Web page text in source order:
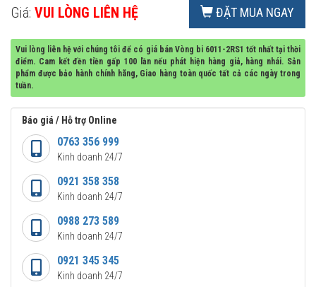
Giá: VUI LÒNG LIÊN HỆ ĐẶT MUA NGAY
Vui lòng liên hệ với chúng tôi để có giá bán Vòng bi 6011-2RS1 tốt nhất tại thời
điểm. Cam kết đền tiền gấp 100 lần nếu phát hiện hàng giả, hàng nhái. Sản
phẩm được bảo hành chính hãng, Giao hàng toàn quốc tất cả các ngày trong
tuần.
Báo giá / Hỗ trợ Online
0763 356 999
Kinh doanh 24/7
0921 358 358
Kinh doanh 24/7
0988 273 589
Kinh doanh 24/7
0921 345 345
Kinh doanh 24/7